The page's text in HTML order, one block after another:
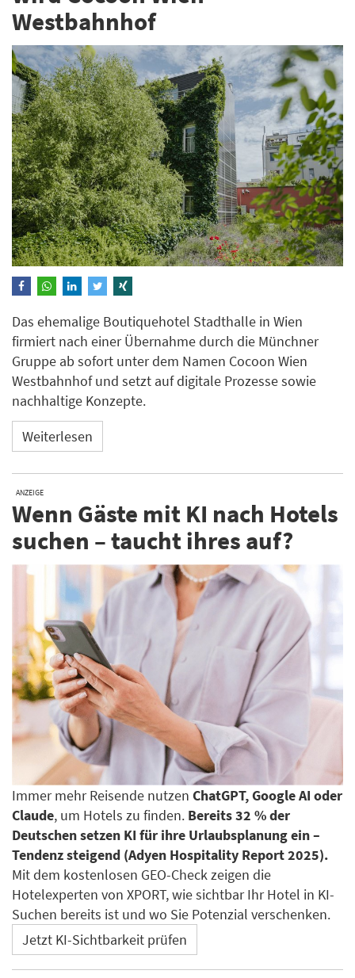
Westbahnhof
Das ehemalige Boutiquehotel Stadthalle in Wien
firmiert nach einer Übernahme durch die Münchner
Gruppe ab sofort unter dem Namen Cocoon Wien
Westbahnhof und setzt auf digitale Prozesse sowie
nachhaltige Konzepte.
Weiterlesen
ANZEIGE
Wenn Gäste mit KI nach Hotels
suchen – taucht ihres auf?
Immer mehr Reisende nutzen ChatGPT, Google AI oder
Claude, um Hotels zu finden. Bereits 32 % der
Deutschen setzen KI für ihre Urlaubsplanung ein –
Tendenz steigend (Adyen Hospitality Report 2025).
Mit dem kostenlosen GEO-Check zeigen die
Hotelexperten von XPORT, wie sichtbar Ihr Hotel in KI-
Suchen bereits ist und wo Sie Potenzial verschenken.
Jetzt KI-Sichtbarkeit prüfen